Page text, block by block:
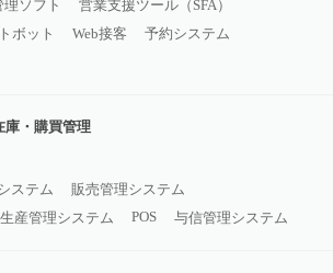
ソフト
営業支援ツール（SFA）
ボット Web接客
予約システム
庫・購買管理
ステム
販売管理システム
生産管理システム POS 与信管理システム